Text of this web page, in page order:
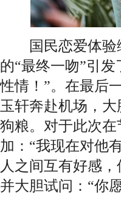
国民恋爱体验
的“最终一吻”引
性情！”。在最后
玉轩奔赴机场，
狗粮。对于此次
加：“我现在对他
人之间互有好感
并大胆试问：“你